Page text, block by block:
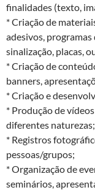
finalidades (texto,
* Criação de
adesivos, programas
sinalização, placas,
* Criação de
banners,
* Criação e
* Produção de
diferentes naturezas;
* Registros
pessoas/grupos;
* Organização de
seminários,